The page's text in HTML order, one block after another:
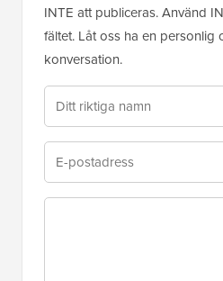
INTE att publiceras. Använd
fältet. Låt oss ha en personlig
konversation.